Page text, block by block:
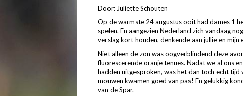
Door: Juliëtte Schouten
Op de warmste 24 augustus ooit had dames 1
spelen. En aangezien Nederland zich vandaag
verslag kort houden, denkende aan jullie en mijn
Niet alleen de zon was oogverblindend deze
fluorescerende oranje tenues. Nadat we al ons
hadden uitgesproken, was het dan toch echt
mouwen kwamen goed van pas! En gelukkig
van de Spar.